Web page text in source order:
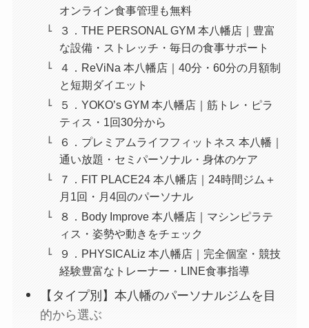
オンライン食事管理も無料
３．THE PERSONAL GYM 本八幡店｜豊富
な設備・ストレッチ・毎日の食事サポート
４．ReViNa 本八幡店｜40分・60分の月額制
と短期ダイエット
５．YOKO’s GYM 本八幡店｜筋トレ・ピラ
ティス・1回30分から
６．プレミアムライフフィットネス 本八幡｜
通い放題・セミパーソナル・身体のケア
７．FIT PLACE24 本八幡店｜24時間ジム＋
月1回・月4回のパーソナル
８．Body Improve 本八幡店｜マシンピラテ
ィス・姿勢や動きをチェック
９．PHYSICALiz 本八幡店｜完全個室・競技
経験豊富なトレーナー・LINE食事指導
【タイプ別】本八幡のパーソナルジムを目
的から選ぶ